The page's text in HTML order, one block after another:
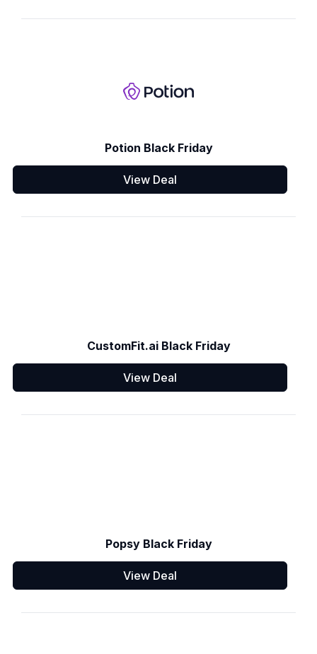
Potion Black Friday
View Deal
CustomFit.ai Black Friday
View Deal
Popsy Black Friday
View Deal